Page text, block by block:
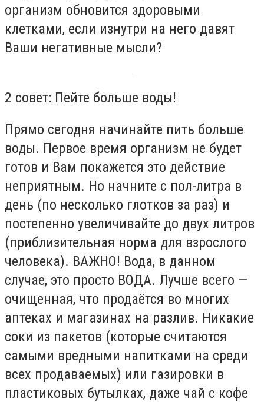
организм обновится здоровыми
клетками, если изнутри на него давят
Ваши негативные мысли?
2 совет: Пейте больше воды!
Прямо сегодня начинайте пить больше
воды. Первое время организм не будет
готов и Вам покажется это действие
неприятным. Но начните с пол-литра в
день (по несколько глотков за раз) и
постепенно увеличивайте до двух литров
(приблизительная норма для взрослого
человека). ВАЖНО! Вода, в данном
случае, это просто ВОДА. Лучше всего —
очищенная, что продаётся во многих
аптеках и магазинах на разлив. Никакие
соки из пакетов (которые считаются
самыми вредными напитками на среди
всех продаваемых) или газировки в
пластиковых бутылках, даже чай с кофе